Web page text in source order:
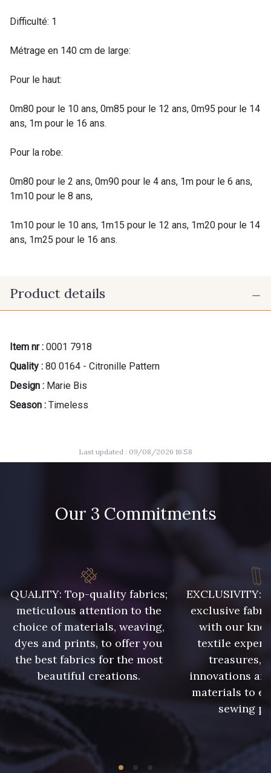
Difficulté: 1
Métrage en 140 cm de large:
Pour le haut:
0m80 pour le 10 ans, 0m85 pour le 12 ans, 0m95 pour le 14
ans, 1m pour le 16 ans.
Pour la robe:
0m80 pour le 2 ans, 0m90 pour le 4 ans, 1m pour le 6 ans,
1m10 pour le 8 ans,
1m10 pour le 10 ans, 1m15 pour le 12 ans, 1m20 pour le 14
ans, 1m25 pour le 16 ans.
Product details
Item nr : 0001 7918
Quality : 80 0164 - Citronille Pattern
Design : Marie Bis
Season : Timeless
Last updated : 09/08/2026 16:58
Our 3 Commitments
QUALITY: Top-quality fabrics;
meticulous attention to the
choice of materials, weaving,
dyes and prints, to offer you
the best fabrics for the most
beautiful creations.
EXCLUSIVITY:
exclusive
with our
textile
treasures,
innovations
materials to
sewing